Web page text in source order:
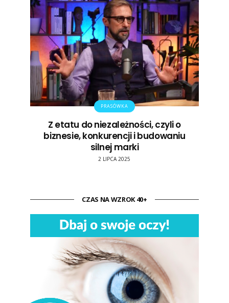
PRASÓWKA
Z etatu do niezależności, czyli o
biznesie, konkurencji i budowaniu
silnej marki
2 LIPCA 2025
CZAS NA WZROK 40+